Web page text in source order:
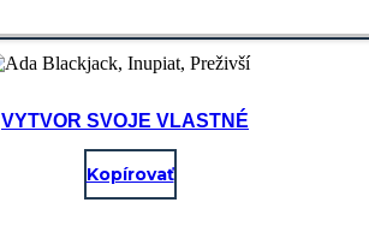
VYTVOR SVOJE VLASTNÉ
Kopírovať